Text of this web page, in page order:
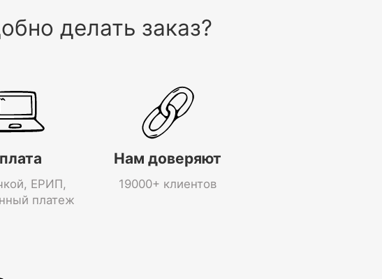
делать заказ?
ЕРИП,
платеж
Нам доверяют
19000+ клиентов